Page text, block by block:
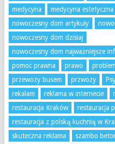
medycyna
medycyna estetyczna
nowoczesny dom artykuły
nowoczesny dom dzisiaj
nowoczesny dom najważniejsze
pomoc prawna
prawo
przewozy busem
przwozy
rekalam
reklama w internecie
restauracja Kraków
restauracja
restauracja z polską kuchnią w
skuteczna reklama
szambo